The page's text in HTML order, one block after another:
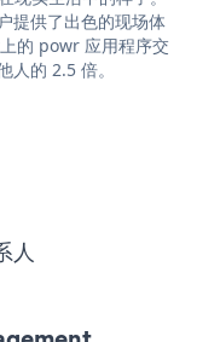
提供了出色的现场体
的 powr 应用程序交
的 2.5 倍。
人